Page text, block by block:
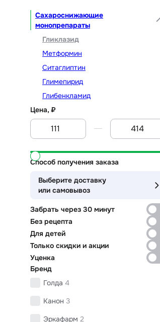
Сахароснижающие
монопрепараты
Гликлазид
Метформин
Ситаглиптин
Глимепирид
Глибенкламид
Цена, ₽
Способ получения заказа
Выберите доставку
или самовывоз
Забрать через 30 минут
Без рецепта
Для детей
Только скидки и акции
Уценка
Бренд
Голда 4
Канон 3
Эркафарм 2